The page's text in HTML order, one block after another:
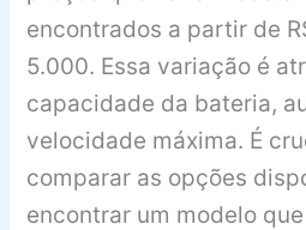
encontrados a partir de
5.000. Essa variação é
capacidade da bateria,
velocidade máxima. É
comparar as opções
encontrar um modelo